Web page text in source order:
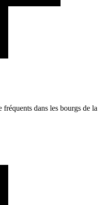
dans les bourgs de la